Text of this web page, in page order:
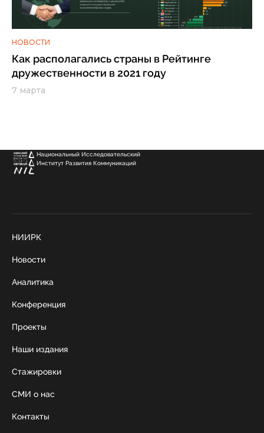
НОВОСТИ
Как располагались страны в Рейтинге
дружественности в 2021 году
7 марта
Национальный Исследовательский
Институт Развития Коммуникаций
НИИРК
Новости
Аналитика
Конференция
Проекты
Наши издания
Стажировки
СМИ о нас
Контакты